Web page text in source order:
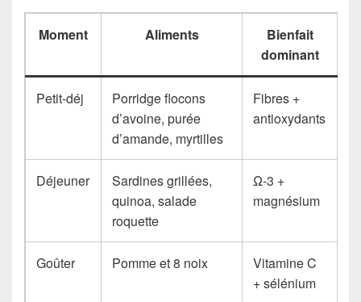
Moment Aliments
Bienfait
dominant
Petit-déj
Porridge flocons
d’avoine, purée
d’amande, myrtilles
Fibres +
antioxydants
Déjeuner
Sardines grillées,
quinoa, salade
roquette
Ω-3 +
magnésium
Goûter Pomme et 8 noix
Vitamine C
+ sélénium